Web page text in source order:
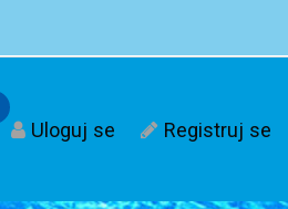
Uloguj se Registruj se